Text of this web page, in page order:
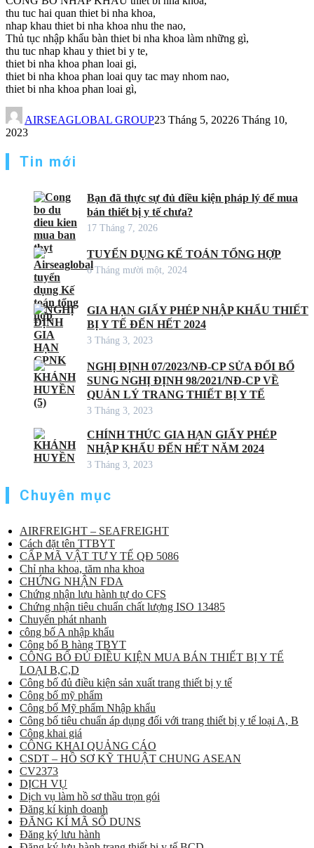
thu tuc hai quan thiet bi nha khoa,
nhap khau thiet bi nha khoa nhu the nao,
Thủ tục nhập khẩu bàn thiet bi nha khoa làm những gì,
thu tuc nhap khau y thiet bi y te,
thiet bi nha khoa phan loai gi,
thiet bi nha khoa phan loai quy tac may nhom nao,
thiet bi nha khoa phan loai gì,
AIRSEAGLOBAL GROUP23 Tháng 5, 20226 Tháng 10,
2023
Tin mới
Bạn đã thực sự đủ điều kiện pháp lý để mua
bán thiết bị y tế chưa?
17 Tháng 7, 2026
TUYỂN DỤNG KẾ TOÁN TỔNG HỢP
6 Tháng mười một, 2024
GIA HẠN GIẤY PHÉP NHẬP KHẨU THIẾT
BỊ Y TẾ ĐẾN HẾT 2024
3 Tháng 3, 2023
NGHỊ ĐỊNH 07/2023/NĐ-CP SỬA ĐỔI BỔ
SUNG NGHỊ ĐỊNH 98/2021/NĐ-CP VỀ
QUẢN LÝ TRANG THIẾT BỊ Y TẾ
3 Tháng 3, 2023
CHÍNH THỨC GIA HẠN GIẤY PHÉP
NHẬP KHẨU ĐẾN HẾT NĂM 2024
3 Tháng 3, 2023
Chuyên mục
AIRFREIGHT – SEAFREIGHT
Cách đặt tên TTBYT
CẤP MÃ VẬT TƯ Y TẾ QĐ 5086
Chỉ nha khoa, tăm nha khoa
CHỨNG NHẬN FDA
Chứng nhận lưu hành tự do CFS
Chứng nhận tiêu chuẩn chất lượng ISO 13485
Chuyển phát nhanh
công bố A nhập khẩu
Công bố B hàng TBYT
CÔNG BỐ ĐỦ ĐIỀU KIỆN MUA BÁN THIẾT BỊ Y TẾ
LOẠI B,C,D
Công bố đủ điều kiện sản xuất trang thiết bị y tế
Công bố mỹ phẩm
Công bố Mỹ phẩm Nhập khẩu
Công bố tiêu chuẩn áp dụng đối với trang thiết bị y tế loại A, B
Công khai giá
CÔNG KHAI QUẢNG CÁO
CSDT – HỒ SƠ KỸ THUẬT CHUNG ASEAN
CV2373
DỊCH VỤ
Dịch vụ làm hồ sơ thầu trọn gói
Đăng kí kinh doanh
ĐĂNG KÍ MÃ SỐ DUNS
Đăng ký lưu hành